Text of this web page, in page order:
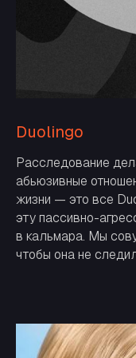
Duolingo
Расследование
абьюзивные
жизни — это все
эту пассивно-
в кальмара. Мы
чтобы она не
INSTAGRAM*
INSTAGRAM*